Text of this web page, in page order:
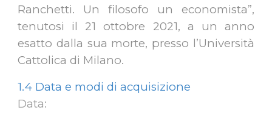
Ranchetti. Un filosofo un economista”,
tenutosi il 21 ottobre 2021, a un anno
esatto dalla sua morte, presso l’Università
Cattolica di Milano.
1.4 Data e modi di acquisizione
Data: